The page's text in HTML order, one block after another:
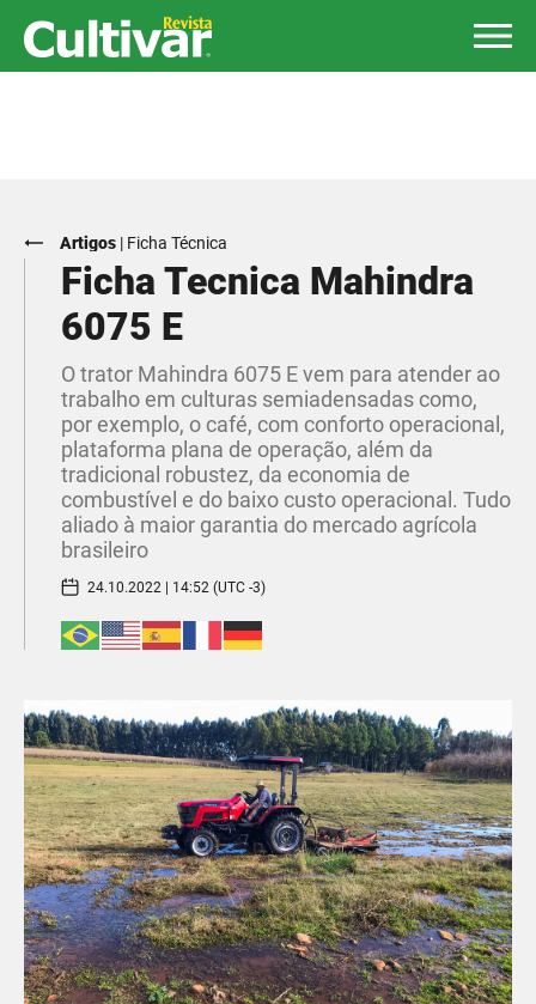
Artigos | Ficha Técnica
Ficha Tecnica Mahindra
6075 E
O trator Mahindra 6075 E vem para atender ao
trabalho em culturas semiadensadas como,
por exemplo, o café, com conforto operacional,
plataforma plana de operação, além da
tradicional robustez, da economia de
combustível e do baixo custo operacional. Tudo
aliado à maior garantia do mercado agrícola
brasileiro
24.10.2022 | 14:52 (UTC -3)